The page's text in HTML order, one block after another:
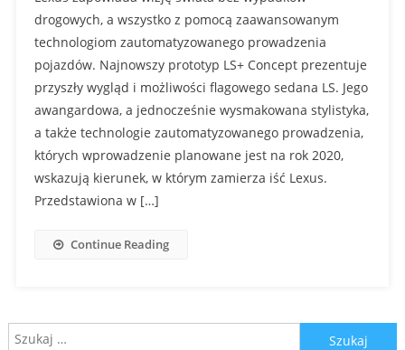
drogowych, a wszystko z pomocą zaawansowanym
technologiom zautomatyzowanego prowadzenia
pojazdów. Najnowszy prototyp LS+ Concept prezentuje
przyszły wygląd i możliwości flagowego sedana LS. Jego
awangardowa, a jednocześnie wysmakowana stylistyka,
a także technologie zautomatyzowanego prowadzenia,
których wprowadzenie planowane jest na rok 2020,
wskazują kierunek, w którym zamierza iść Lexus.
Przedstawiona w […]
Continue Reading
Szukaj: